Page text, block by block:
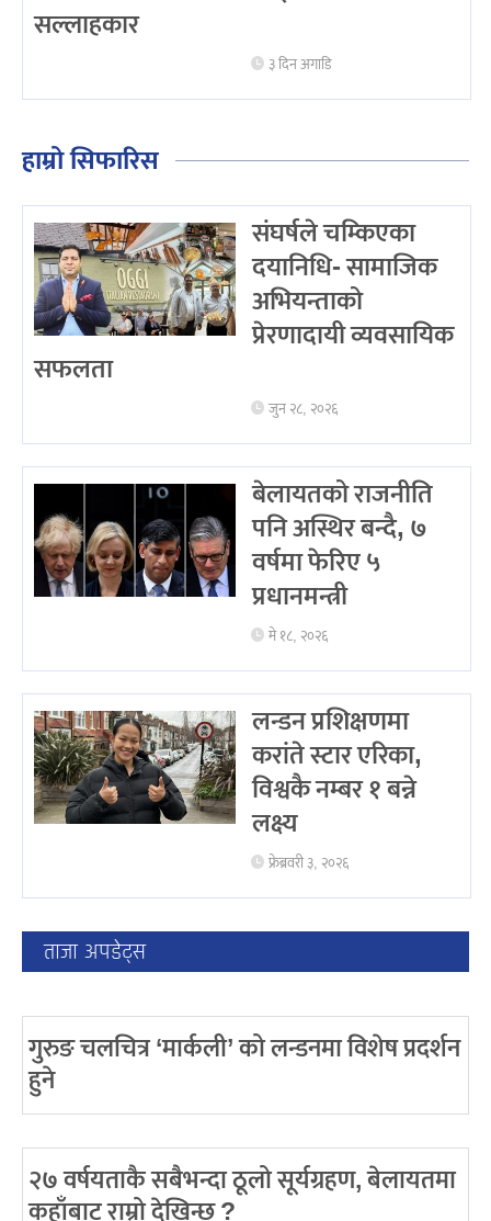
सल्लाहकार
३ दिन अगाडि
हाम्रो सिफारिस
संघर्षले चम्किएका
दयानिधि- सामाजिक
अभियन्ताको
प्रेरणादायी व्यवसायिक
सफलता
जुन २८, २०२६
बेलायतको राजनीति
पनि अस्थिर बन्दै, ७
वर्षमा फेरिए ५
प्रधानमन्त्री
मे १८, २०२६
लन्डन प्रशिक्षणमा
करांते स्टार एरिका,
विश्वकै नम्बर १ बन्ने
लक्ष्य
फ्रेब्रवरी ३, २०२६
ताजा अपडेट्स
गुरुङ चलचित्र ‘मार्कली’ को लन्डनमा विशेष प्रदर्शन
हुने
२७ वर्षयताकै सबैभन्दा ठूलो सूर्यग्रहण, बेलायतमा
कहाँबाट राम्रो देखिन्छ ?